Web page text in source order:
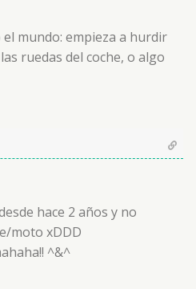
mundo: empieza a hurdir
ruedas del coche, o algo
hace 2 años y no
moto xDDD
^&^